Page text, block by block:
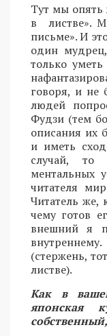
Тут мы опять
в листве».
письме». И
один
только
говоря, и не
людей
Фудзи (тем
описания их
и иметь
случай,
ментальных
читателя
Читатель
чему готов
внешний я
(стержень,
листве).
Как в
японская